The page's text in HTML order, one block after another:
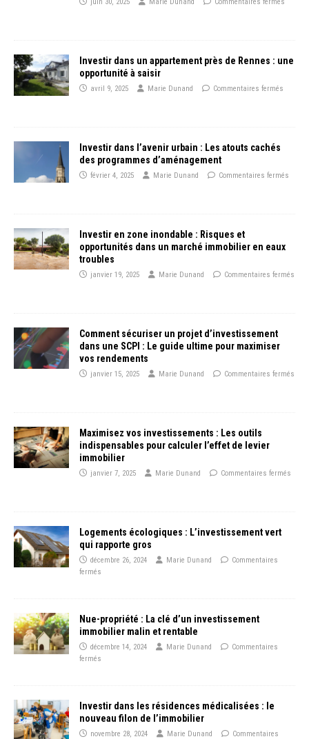
Investir dans un appartement près de Rennes : une
opportunité à saisir
avril 9, 2025 Marie Dunand Commentaires fermés
Investir dans l’avenir urbain : Les atouts cachés
des programmes d’aménagement
février 4, 2025 Marie Dunand Commentaires fermés
Investir en zone inondable : Risques et
opportunités dans un marché immobilier en eaux
troubles
janvier 19, 2025 Marie Dunand Commentaires fermés
Comment sécuriser un projet d’investissement
dans une SCPI : Le guide ultime pour maximiser
vos rendements
janvier 15, 2025 Marie Dunand Commentaires fermés
Maximisez vos investissements : Les outils
indispensables pour calculer l’effet de levier
immobilier
janvier 7, 2025 Marie Dunand Commentaires fermés
Logements écologiques : L’investissement vert
qui rapporte gros
décembre 26, 2024 Marie Dunand
Commentaires
fermés
Nue-propriété : La clé d’un investissement
immobilier malin et rentable
décembre 14, 2024 Marie Dunand
Commentaires
fermés
Investir dans les résidences médicalisées : le
nouveau filon de l’immobilier
novembre 28, 2024 Marie Dunand
Commentaires